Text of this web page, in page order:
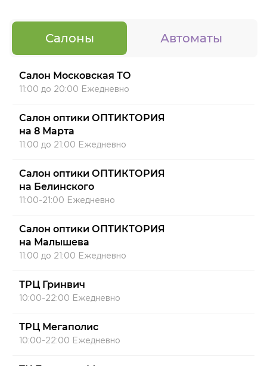
Салоны Автоматы
Салон Московская ТО
11:00 до 20:00 Ежедневно
Салон оптики ОПТИКТОРИЯ
на 8 Марта
11:00 до 21:00 Ежедневно
Салон оптики ОПТИКТОРИЯ
на Белинского
11:00-21:00 Ежедневно
Салон оптики ОПТИКТОРИЯ
на Малышева
11:00 до 21:00 Ежедневно
ТРЦ Гринвич
10:00-22:00 Ежедневно
ТРЦ Мегаполис
10:00-22:00 Ежедневно